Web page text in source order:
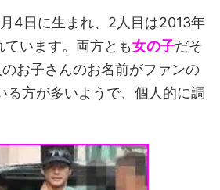
4日に生まれ、2人目は2013年
います。両方とも女の子だそ
お子さんのお名前がファンの
る方が多いようで、個人的に調